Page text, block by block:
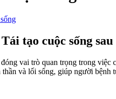
tạo cuộc sống
vai trò quan trọng trong
và lối sống, giúp người bệnh